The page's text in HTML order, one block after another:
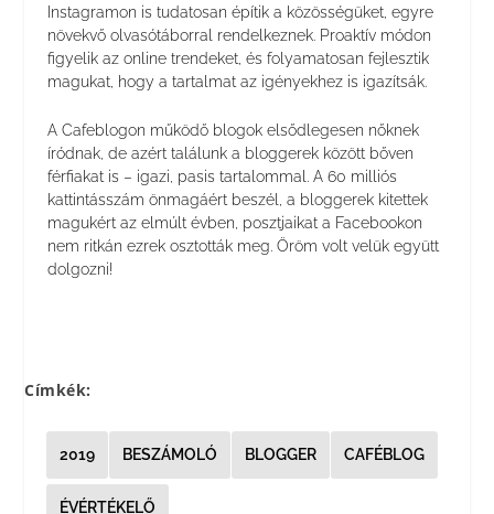
Instagramon is tudatosan építik a közösségüket, egyre
növekvő olvasótáborral rendelkeznek. Proaktív módon
figyelik az online trendeket, és folyamatosan fejlesztik
magukat, hogy a tartalmat az igényekhez is igazítsák.
A Cafeblogon működő blogok elsődlegesen nőknek
íródnak, de azért találunk a bloggerek között bőven
férfiakat is – igazi, pasis tartalommal. A 60 milliós
kattintásszám önmagáért beszél, a bloggerek kitettek
magukért az elmúlt évben, posztjaikat a Facebookon
nem ritkán ezrek osztották meg. Öröm volt velük együtt
dolgozni!
Címkék:
2019 BESZÁMOLÓ BLOGGER CAFÉBLOG
ÉVÉRTÉKELŐ